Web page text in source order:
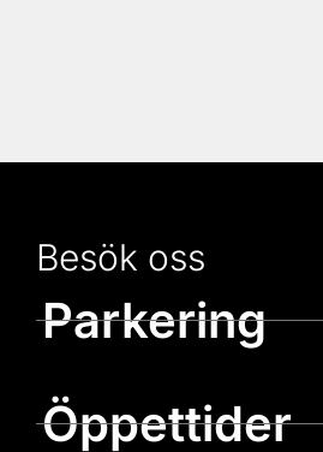
Besök oss
Parkering
Öppettider